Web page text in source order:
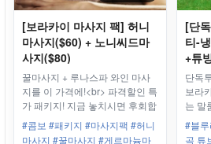
[보라카이 마사지 팩] 허니
마사지($60) + 노니씨드마
사지($80)
꿀마사지 + 루나스파 와인 마사
지를 이 가격에!<br> 파격할인 특
가 패키지! 지금 놓치시면 후회합
니다.
#콤보 #패키지 #마사지팩 #허니
마사지 #꿀마사지 #게르마늄마
[단
티-
+튜
단독
보라
는 말
#블
곡 튜